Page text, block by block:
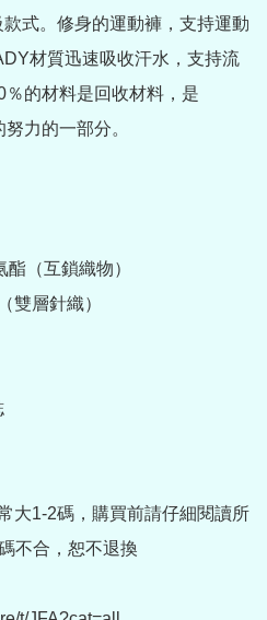
式。修身的運動褲，支持運動
材質迅速吸收汗水，支持流
的材料是回收材料，是
力的一部分。
（互鎖織物）
雙層針織）
大1-2碼，購買前請仔細閱讀所
不合，恕不退換